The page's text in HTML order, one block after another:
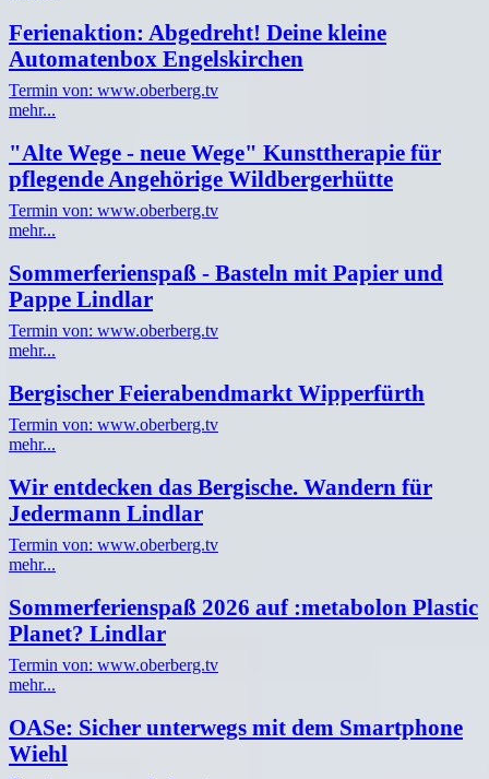
Ferienaktion: Abgedreht! Deine kleine
Automatenbox Engelskirchen
Termin von: www.oberberg.tv
mehr...
"Alte Wege - neue Wege" Kunsttherapie für
pflegende Angehörige Wildbergerhütte
Termin von: www.oberberg.tv
mehr...
Sommerferienspaß - Basteln mit Papier und
Pappe Lindlar
Termin von: www.oberberg.tv
mehr...
Bergischer Feierabendmarkt Wipperfürth
Termin von: www.oberberg.tv
mehr...
Wir entdecken das Bergische. Wandern für
Jedermann Lindlar
Termin von: www.oberberg.tv
mehr...
Sommerferienspaß 2026 auf :metabolon Plastic
Planet? Lindlar
Termin von: www.oberberg.tv
mehr...
OASe: Sicher unterwegs mit dem Smartphone
Wiehl